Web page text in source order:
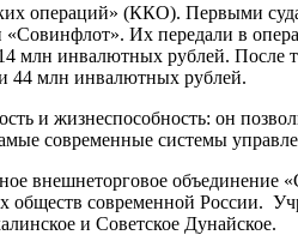
операций» (ККО). Первыми
Их передали в
млн инвалютных рублей. После
44 млн инвалютных рублей.
и жизнеспособность: он
современные системы
внешнеторговое
современной России.
и Советское Дунайское.